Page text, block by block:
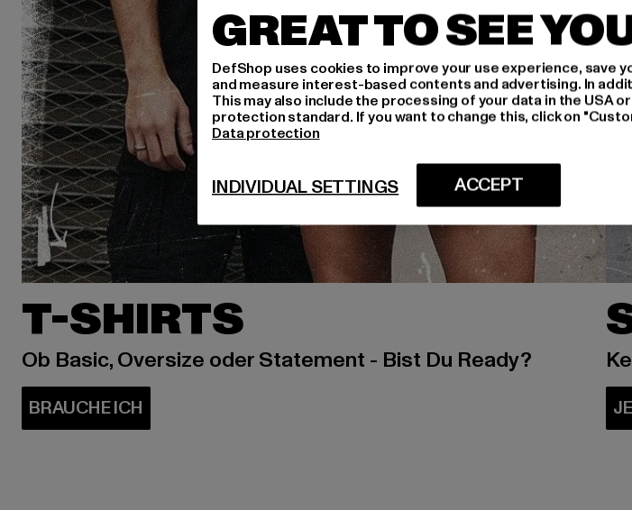
T-SHIRTS
Ob Basic, Oversize oder Statement - Bist Du Ready?
GREAT TO SEE
DefShop uses cookies to improve your use experience, save
and measure interest-based contents and advertising. In
This may also include the processing of your data in the USA
protection standard. If you want to change this, click on
Data protection
ACCEPT
INDIVIDUAL SETTINGS